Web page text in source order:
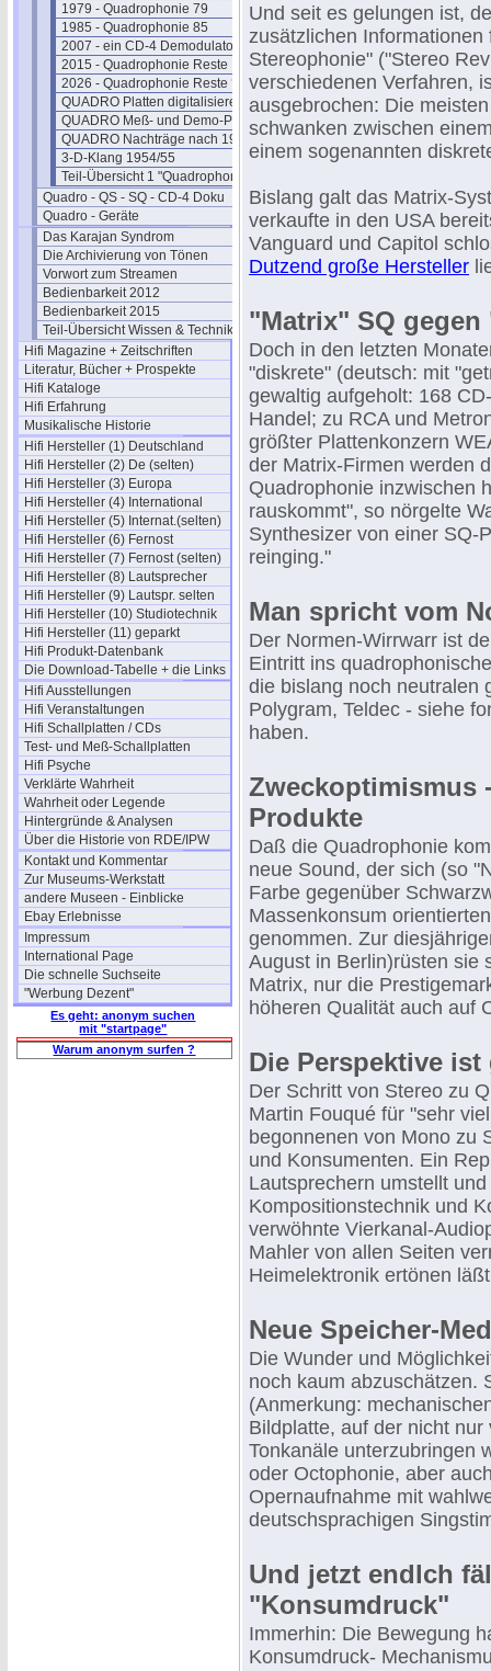
1979 - Quadrophonie 79
1985 - Quadrophonie 85
2007 - ein CD-4 Demodulator
2015 - Quadrophonie Reste
2026 - Quadrophonie Reste ?
QUADRO Platten digitalisieren
QUADRO Meß- und Demo-Platten
QUADRO Nachträge nach 1980
3-D-Klang 1954/55
Teil-Übersicht 1 "Quadrophonie"
Quadro - QS - SQ - CD-4 Doku
Quadro - Geräte
Das Karajan Syndrom
Die Archivierung von Tönen
Vorwort zum Streamen
Bedienbarkeit 2012
Bedienbarkeit 2015
Teil-Übersicht Wissen & Technik
Hifi Magazine + Zeitschriften
Literatur, Bücher + Prospekte
Hifi Kataloge
Hifi Erfahrung
Musikalische Historie
Hifi Hersteller (1) Deutschland
Hifi Hersteller (2) De (selten)
Hifi Hersteller (3) Europa
Hifi Hersteller (4) International
Hifi Hersteller (5) Internat.(selten)
Hifi Hersteller (6) Fernost
Hifi Hersteller (7) Fernost (selten)
Hifi Hersteller (8) Lautsprecher
Hifi Hersteller (9) Lautspr. selten
Hifi Hersteller (10) Studiotechnik
Hifi Hersteller (11) geparkt
Hifi Produkt-Datenbank
Die Download-Tabelle + die Links
Hifi Ausstellungen
Hifi Veranstaltungen
Hifi Schallplatten / CDs
Test- und Meß-Schallplatten
Hifi Psyche
Verklärte Wahrheit
Wahrheit oder Legende
Hintergründe & Analysen
Über die Historie von RDE/IPW
Kontakt und Kommentar
Zur Museums-Werkstatt
andere Museen - Einblicke
Ebay Erlebnisse
Impressum
International Page
Die schnelle Suchseite
"Werbung Dezent"
Es geht: anonym suchen
mit "startpage"
Warum anonym surfen ?
Und seit es gelungen ist,
zusätzlichen
Stereophonie" ("Stereo
verschiedenen Verfahren,
ausgebrochen: Die
schwanken zwischen
einem sogenannten
Bislang galt das Matrix-
verkaufte in den USA
Vanguard und Capitol
Dutzend große Hersteller
"Matrix" SQ gegen
Doch in den letzten
"diskrete" (deutsch: mit
gewaltig aufgeholt: 168
Handel; zu RCA und
größter Plattenkonzern
der Matrix-Firmen werden
Quadrophonie inzwischen
rauskommt", so nörgelte
Synthesizer von einer SQ-
reinging."
Man spricht vom
Der Normen-Wirrwarr ist
Eintritt ins
die bislang noch neutralen
Polygram, Teldec - siehe
haben.
Zweckoptimismus
Produkte
Daß die Quadrophonie
neue Sound, der sich (so
Farbe gegenüber
Massenkonsum
genommen. Zur
August in Berlin)rüsten sie
Matrix, nur die
höheren Qualität auch auf
Die Perspektive ist
Der Schritt von Stereo zu
Martin Fouqué für "sehr
begonnenen von Mono zu
und Konsumenten. Ein
Lautsprechern umstellt
Kompositionstechnik und
verwöhnte Vierkanal-
Mahler von allen Seiten
Heimelektronik ertönen
Neue Speicher-
Die Wunder und
noch kaum abzuschätzen.
(Anmerkung:
Bildplatte, auf der nicht
Tonkanäle unterzubringen
oder Octophonie, aber
Opernaufnahme mit
deutschsprachigen
Und jetzt endlch
"Konsumdruck"
Immerhin: Die Bewegung
Konsumdruck-